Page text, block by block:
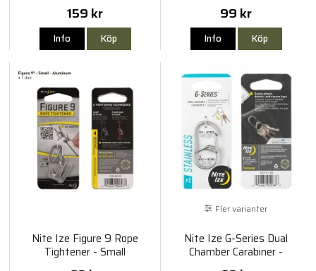
159 kr
Info Köp
99 kr
Info Köp
Nite Ize Figure 9 Rope
Tightener - Small
Fler varianter
Nite Ize G-Series Dual
Chamber Carabiner -
Stainless Steel